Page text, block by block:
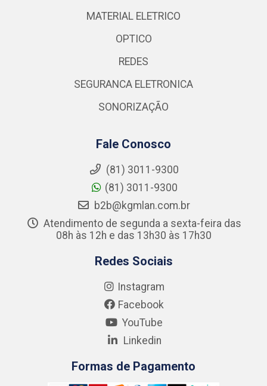
MATERIAL ELETRICO
OPTICO
REDES
SEGURANCA ELETRONICA
SONORIZAÇÃO
Fale Conosco
(81) 3011-9300
(81) 3011-9300
b2b@kgmlan.com.br
Atendimento de segunda a sexta-feira das
08h às 12h e das 13h30 às 17h30
Redes Sociais
Instagram
Facebook
YouTube
Linkedin
Formas de Pagamento